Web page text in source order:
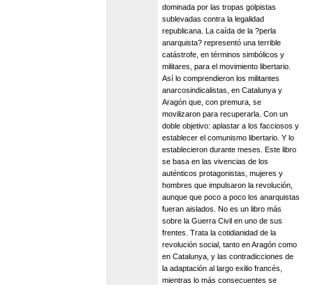
dominada por las tropas golpistas
sublevadas contra la legalidad
republicana. La caída de la ?perla
anarquista? representó una terrible
catástrofe, en términos simbólicos y
militares, para el movimiento libertario.
Así lo comprendieron los militantes
anarcosindicalistas, en Catalunya y
Aragón que, con premura, se
movilizaron para recuperarla. Con un
doble objetivo: aplastar a los facciosos y
establecer el comunismo libertario. Y lo
establecieron durante meses. Este libro
se basa en las vivencias de los
auténticos protagonistas, mujeres y
hombres que impulsaron la revolución,
aunque que poco a poco los anarquistas
fueran aislados. No es un libro más
sobre la Guerra Civil en uno de sus
frentes. Trata la cotidianidad de la
revolución social, tanto en Aragón como
en Catalunya, y las contradicciones de
la adaptación al largo exilio francés,
mientras lo más consecuentes se